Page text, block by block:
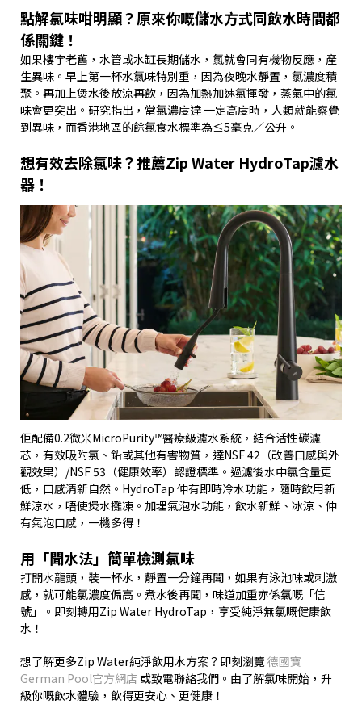
點解氯味咁明顯？原來你嘅儲水方式同飲水時間都
係關鍵！
如果樓宇老舊，水管或水缸長期儲水，氯就會同有機物反應，產
生異味。早上第一杯水氯味特別重，因為夜晚水靜置，氯濃度積
聚。再加上煲水後放涼再飲，因為加熱加速氯揮發，蒸氣中的氯
味會更突出。研究指出，當氯濃度達 一定高度時，人類就能察覺
到異味，而香港地區的餘氯食水標準為≤5毫克／公升。
想有效去除氯味？推薦Zip Water HydroTap濾水
器！
佢配備0.2微米MicroPurity™醫療級濾水系統，結合活性碳濾
芯，有效吸附氯、鉛或其他有害物質，達NSF 42 （改善口感與外
觀效果） /NSF 53 （健康效率）認證標準。過濾後水中氯含量更
低，口感清新自然。 HydroTap 仲有即時冷水功能，隨時飲用新
鮮涼水，唔使煲水攤凍。加埋氣泡水功能，飲水新鮮、冰涼、仲
有氣泡口感，一機多得！
用「聞水法」簡單檢測氯味
打開水龍頭，裝一杯水，靜置一分鐘再聞，如果有泳池味或刺激
感，就可能氯濃度偏高。煮水後再聞，味道加重亦係氯嘅「信
號」。即刻轉用Zip Water HydroTap ，享受純淨無氯嘅健康飲
水！
想了解更多Zip Water純淨飲用水方案？即刻瀏覽 德國寶
German Pool官方網店 或致電聯絡我們。由了解氯味開始，升
級你嘅飲水體驗，飲得更安心、更健康！